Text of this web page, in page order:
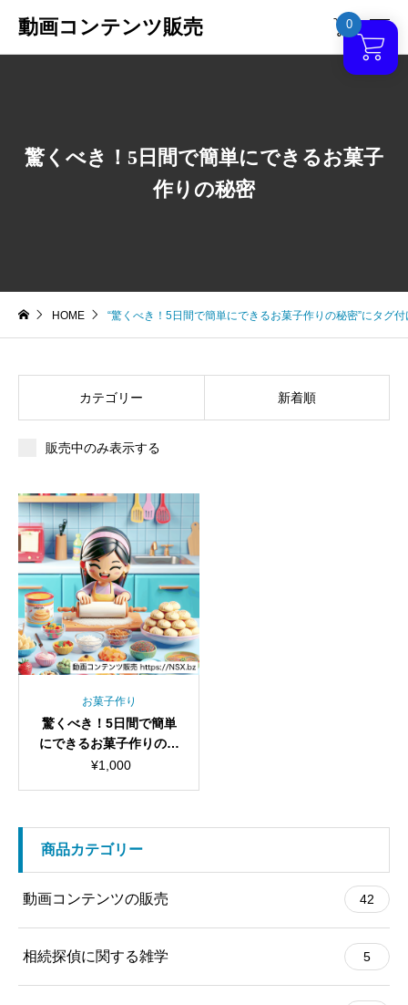
動画コンテンツ販売 
驚くべき！5日間で簡単にできるお菓子
作りの秘密
HOME “驚くべき！5日間で簡単にできるお菓子作りの秘密”にタグ
カテゴリー 新着順
販売中のみ表示する
お菓子作り
驚くべき！5日間で簡単
にできるお菓子作りの秘
密
¥1,000
商品カテゴリー
動画コンテンツの販売 42
相続探偵に関する雑学 5
0